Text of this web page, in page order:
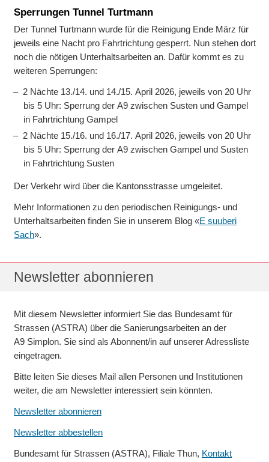
Sperrungen Tunnel Turtmann
Der Tunnel Turt­mann wurde für die Reini­gung Ende März für
jeweils eine Nacht pro Fahrt­richtung gesperrt. Nun stehen dort
noch die nötigen Unter­halts­arbeiten an. Dafür kommt es zu
weiteren Sperrungen:
2 Nächte 13./14. und 14./15. April 2026, jeweils von 20 Uhr
bis 5 Uhr: Sperrung der A9 zwischen Susten und Gampel
in Fahrt­richtung Gampel
2 Nächte 15./16. und 16./17. April 2026, jeweils von 20 Uhr
bis 5 Uhr: Sperrung der A9 zwischen Gampel und Susten
in Fahrt­richtung Susten
Der Verkehr wird über die Kantons­strasse umgeleitet.
Mehr Informa­tionen zu den perio­dischen Reinigungs- und
Unter­halts­arbeiten finden Sie in unserem Blog «E suuberi
Sach».
Newsletter abonnieren
Mit diesem Newsletter informiert Sie das Bundesamt für
Strassen (ASTRA) über die Sanierungs­arbeiten an der
A9 Simplon. Sie sind als Abonnent/in auf unserer Adressliste
eingetragen.
Bitte leiten Sie dieses Mail allen Personen und Institutionen
weiter, die am News­letter interessiert sein könnten.
Newsletter abonnieren
Newsletter abbestellen
Bundesamt für Strassen (ASTRA), Filiale Thun, Kontakt